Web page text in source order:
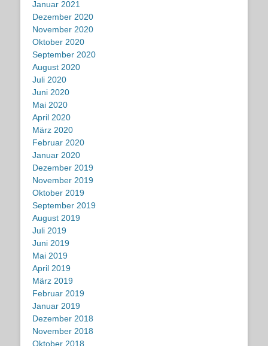
Januar 2021
Dezember 2020
November 2020
Oktober 2020
September 2020
August 2020
Juli 2020
Juni 2020
Mai 2020
April 2020
März 2020
Februar 2020
Januar 2020
Dezember 2019
November 2019
Oktober 2019
September 2019
August 2019
Juli 2019
Juni 2019
Mai 2019
April 2019
März 2019
Februar 2019
Januar 2019
Dezember 2018
November 2018
Oktober 2018